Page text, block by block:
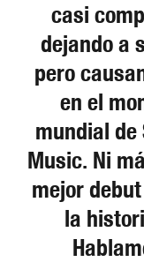
casi
dejando a
pero
en el
mundial de
Music. Ni
mejor
la